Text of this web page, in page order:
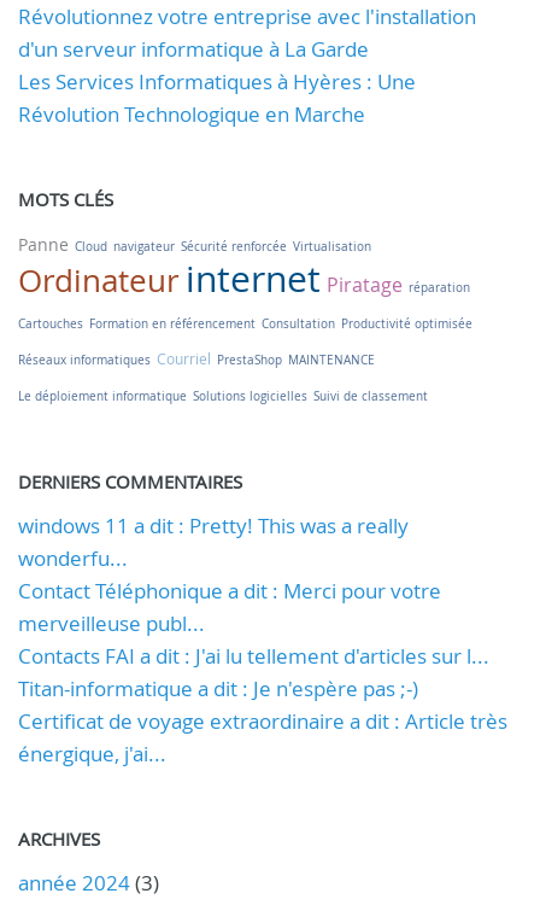
Révolutionnez votre entreprise avec l'installation
d'un serveur informatique à La Garde
Les Services Informatiques à Hyères : Une
Révolution Technologique en Marche
MOTS CLÉS
Panne Cloud navigateur Sécurité renforcée Virtualisation
Ordinateur internet Piratage réparation
Cartouches Formation en référencement Consultation Productivité optimisée
Réseaux informatiques Courriel PrestaShop MAINTENANCE
Le déploiement informatique Solutions logicielles Suivi de classement
DERNIERS COMMENTAIRES
windows 11 a dit : Pretty! This was a really
wonderfu...
Contact Téléphonique a dit : Merci pour votre
merveilleuse publ...
Contacts FAI a dit : J'ai lu tellement d'articles sur l...
Titan-informatique a dit : Je n'espère pas ;-)
Certificat de voyage extraordinaire a dit : Article très
énergique, j'ai...
ARCHIVES
année 2024(3)